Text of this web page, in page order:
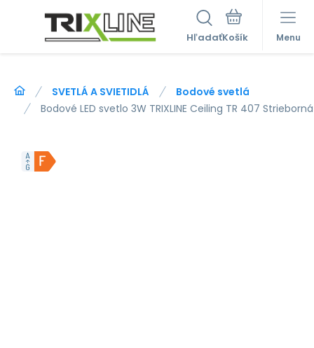
Hľadať Menu
SVETLÁ A SVIETIDLÁ
Bodové svetlá
Bodové LED svetlo 3W TRIXLINE Ceiling TR 407 Strieborná